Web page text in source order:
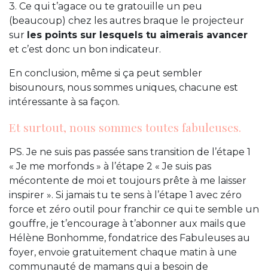
3. Ce qui t’agace ou te gratouille un peu
(beaucoup) chez les autres braque le projecteur
sur les points sur lesquels tu aimerais avancer
et c’est donc un bon indicateur.
En conclusion, même si ça peut sembler
bisounours, nous sommes uniques, chacune est
intéressante à sa façon.
Et surtout, nous sommes toutes fabuleuses.
PS. Je ne suis pas passée sans transition de l’étape 1
« Je me morfonds » à l’étape 2 « Je suis pas
mécontente de moi et toujours prête à me laisser
inspirer ». Si jamais tu te sens à l’étape 1 avec zéro
force et zéro outil pour franchir ce qui te semble un
gouffre, je t’encourage à t’abonner aux mails que
Hélène Bonhomme, fondatrice des Fabuleuses au
foyer, envoie gratuitement chaque matin à une
communauté de mamans qui a besoin de